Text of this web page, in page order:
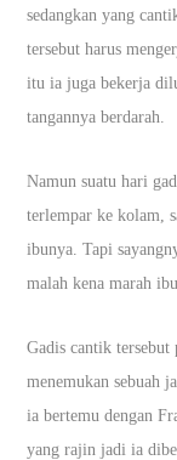
sedangkan yang
tersebut harus
itu ia juga bekerja
tangannya berdarah.
Namun suatu hari
terlempar ke kolam,
ibunya. Tapi
malah kena marah
Gadis cantik
menemukan sebuah
ia bertemu dengan
yang rajin jadi ia